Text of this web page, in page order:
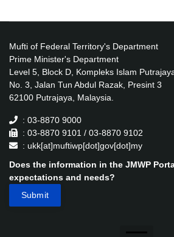
Mufti of Federal Territory's Department
Prime Minister's Department
Level 5, Block D, Kompleks Islam
No. 3, Jalan Tun Abdul Razak, Presint 3
62100 Putrajaya, Malaysia.
: 03-8870 9000
: 03-8870 9101 / 03-8870 9102
: ukk[at]muftiwp[dot]gov[dot]my
Does the information in the JMWP
expectations and needs?